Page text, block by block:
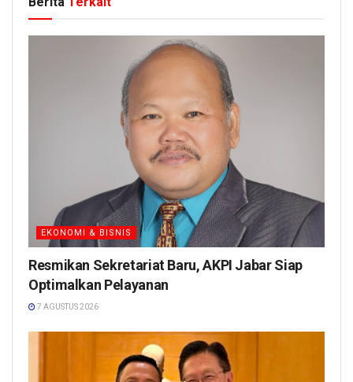
EKONOMI & BISNIS
Resmikan Sekretariat Baru, AKPI Jabar Siap
Optimalkan Pelayanan
7 AGUSTUS 2026